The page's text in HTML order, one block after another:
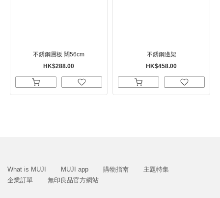
不銹鋼層板 闊56cm
HK$288.00
不銹鋼邊架
HK$458.00
What is MUJI MUJI app 購物指南
主題特集
企業訂單
無印良品官方網站